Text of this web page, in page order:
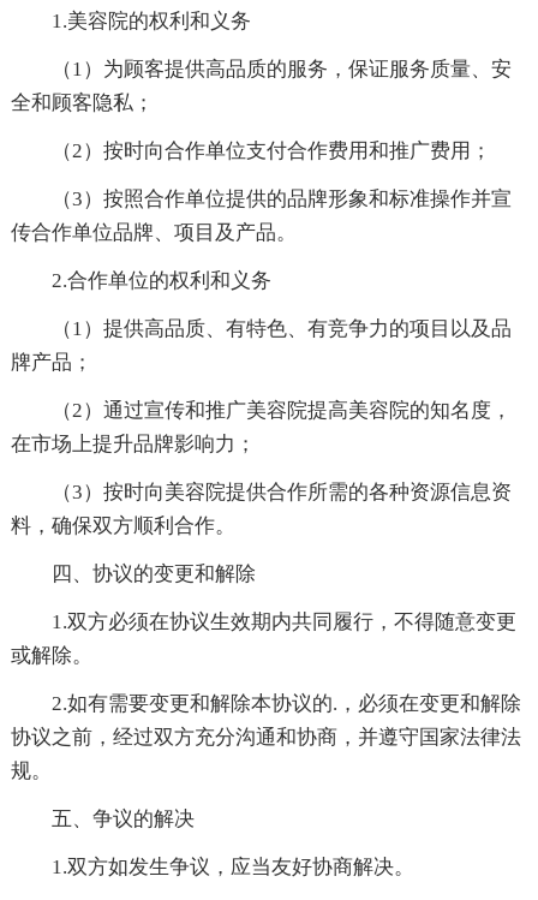
1.美容院的权利和义务
（1）为顾客提供高品质的服务，保证服务质量、安
全和顾客隐私；
（2）按时向合作单位支付合作费用和推广费用；
（3）按照合作单位提供的品牌形象和标准操作并宣
传合作单位品牌、项目及产品。
2.合作单位的权利和义务
（1）提供高品质、有特色、有竞争力的项目以及品
牌产品；
（2）通过宣传和推广美容院提高美容院的知名度，
在市场上提升品牌影响力；
（3）按时向美容院提供合作所需的各种资源信息资
料，确保双方顺利合作。
四、协议的变更和解除
1.双方必须在协议生效期内共同履行，不得随意变更
或解除。
2.如有需要变更和解除本协议的.，必须在变更和解除
协议之前，经过双方充分沟通和协商，并遵守国家法律法
规。
五、争议的解决
1.双方如发生争议，应当友好协商解决。